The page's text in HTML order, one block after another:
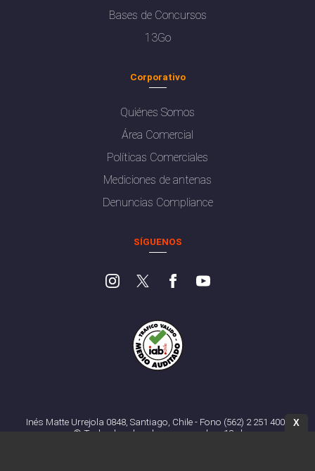
Bases de Concursos
13Go
Corporativo
Quiénes Somos
Área Comercial
Políticas Comerciales
Mediciones de antenas
Denuncias Compliance
SÍGUENOS
Inés Matte Urrejola 0848, Santiago, Chile - Fono (562) 2 251 4000
© Todos los derechos reservados. 13.cl
X